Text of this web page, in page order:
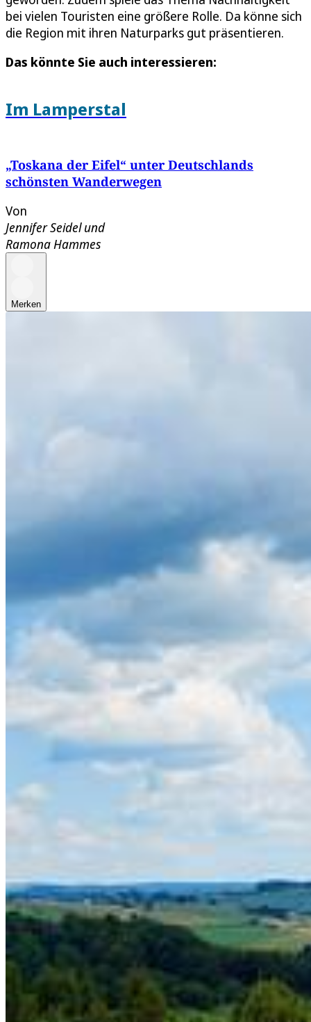
bei vielen Touristen eine größere Rolle. Da könne sich
die Region mit ihren Naturparks gut präsentieren.
Das könnte Sie auch interessieren:
Im Lamperstal
„Toskana der Eifel“ unter Deutschlands
schönsten Wanderwegen
Von
Jennifer Seidelund
Ramona Hammes
Merken